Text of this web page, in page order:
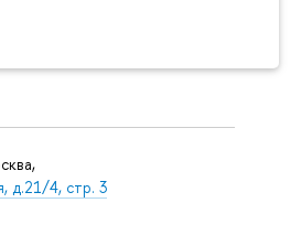
д.21/4, стр. 3